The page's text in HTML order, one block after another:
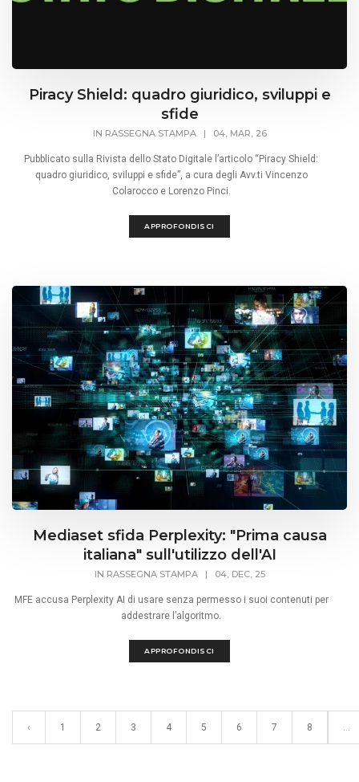
Piracy Shield: quadro giuridico, sviluppi e
sfide
IN RASSEGNA STAMPA| 04, MAR, 26
Pubblicato sulla Rivista dello Stato Digitale l’articolo “Piracy Shield:
quadro giuridico, sviluppi e sfide”, a cura degli Avv.ti Vincenzo
Colarocco e Lorenzo Pinci.
APPROFONDISCI
Mediaset sfida Perplexity: "Prima causa
italiana" sull'utilizzo dell'AI
IN RASSEGNA STAMPA| 04, DEC, 25
MFE accusa Perplexity AI di usare senza permesso i suoi contenuti per
addestrare l’algoritmo.
APPROFONDISCI
‹ 1 2 3 4 5 6 7 8